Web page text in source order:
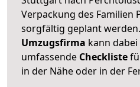
Verpackung des Familien
sorgfältig geplant
Umzugsfirma kann
umfassende Checkliste
in der Nähe oder in der